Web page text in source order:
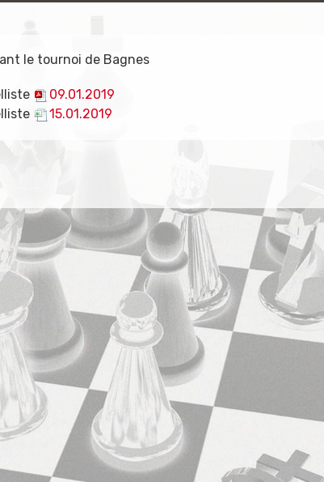
le tournoi de Bagnes
09.01.2019
15.01.2019